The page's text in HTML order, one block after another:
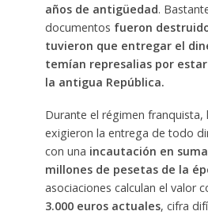
años de antigüedad.
documentos fueron
tuvieron que entregar el
temían represalias por
la antigua República.
Durante el régimen franquista,
exigieron la entrega de todo
con una incautación en
millones de pesetas de la
asociaciones calculan el valor
3.000 euros actuales, cifra